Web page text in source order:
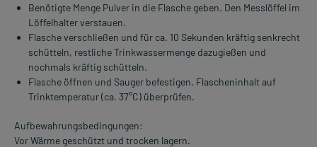
Benötigte Menge Pulver in die Flasche geben. Den Messlöffel im
Löffelhalter verstauen.
Flasche verschließen und für ca. 10 Sekunden kräftig senkrecht
schütteln, restliche Trinkwassermenge dazugießen und
nochmals kräftig schütteln.
Flasche öffnen und Sauger befestigen. Flascheninhalt auf
Trinktemperatur (ca. 37°C) überprüfen.
Aufbewahrungsbedingungen:
Vor Wärme geschützt und trocken lagern.